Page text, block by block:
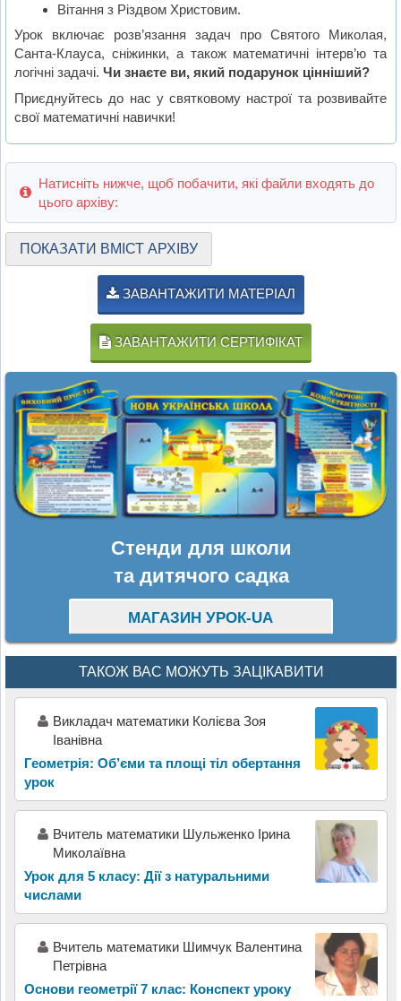
Вітання з Різдвом Христовим.
Урок включає розв’язання задач про Святого Миколая,
Санта-Клауса, сніжинки, а також математичні інтерв’ю та
логічні задачі.Чи знаєте ви, який подарунок цінніший?
Приєднуйтесь до нас у святковому настрої та розвивайте
свої математичні навички!
Натисніть нижче, щоб побачити, які файли входять до
цього архіву:
ПОКАЗАТИ ВМІСТ АРХІВУ
ЗАВАНТАЖИТИ МАТЕРІАЛ
ЗАВАНТАЖИТИ СЕРТИФІКАТ
Стенди для школи
та дитячого садка
МАГАЗИН УРОК-UA
ТАКОЖ ВАС МОЖУТЬ ЗАЦІКАВИТИ
Викладач математики Колієва Зоя
Іванівна
Геометрія: Об’єми та площі тіл обертання
урок
Вчитель математики Шульженко Ірина
Миколаївна
Урок для 5 класу: Дії з натуральними
числами
Вчитель математики Шимчук Валентина
Петрівна
Основи геометрії 7 клас: Конспект уроку